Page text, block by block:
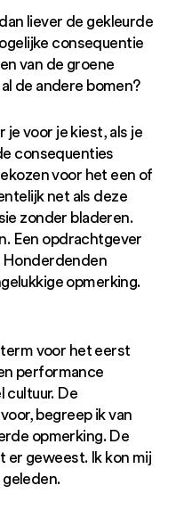
liever de gekleurde
consequentie
van de groene
de andere bomen?
je voor je kiest, als je
consequenties
voor het een of
net als deze
zonder bladeren.
Een opdrachtgever
Honderdenden
opmerking.
voor het eerst
performance
cultuur. De
begreep ik van
opmerking. De
er geweest. Ik kon mij